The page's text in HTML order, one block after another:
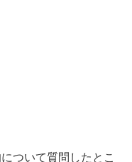
ついて質問したとこ